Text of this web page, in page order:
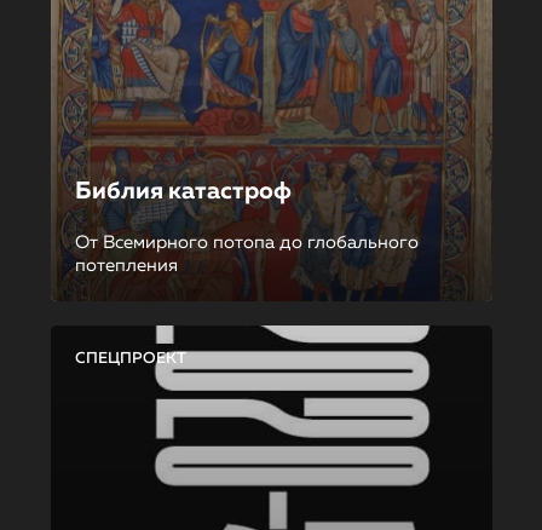
Библия катастроф
От Всемирного потопа до глобального
потепления
СПЕЦПРОЕКТ